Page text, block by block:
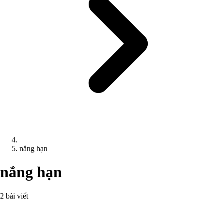
nắng hạn
nắng hạn
2 bài viết